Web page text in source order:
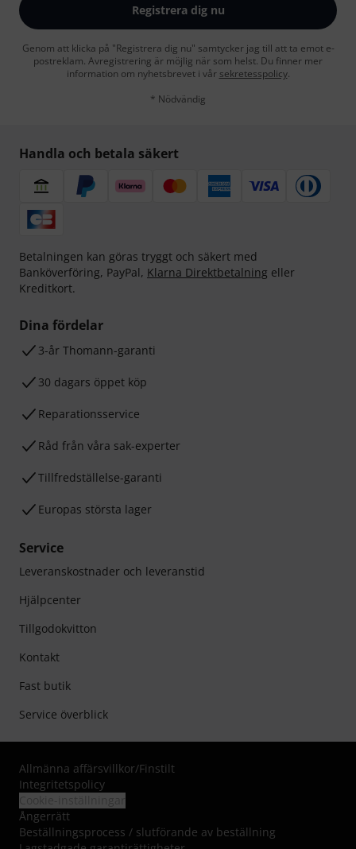
Registrera dig nu
Genom att klicka på "Registrera dig nu" samtycker jag till att ta emot e-
postreklam. Avregistrering är möjlig när som helst. Du finner mer
information om nyhetsbrevet i vår sekretesspolicy.
* Nödvändig
Handla och betala säkert
Betalningen kan göras tryggt och säkert med
Banköverföring, PayPal, Klarna Direktbetalning eller
Kreditkort.
Dina fördelar
3-år Thomann-garanti
30 dagars öppet köp
Reparationsservice
Råd från våra sak-experter
Tillfredställelse-garanti
Europas största lager
Service
Leveranskostnader och leveranstid
Hjälpcenter
Tillgodokvitton
Kontakt
Fast butik
Service överblick
Allmänna affärsvillkor/Finstilt
Integritetspolicy
Ångerrätt
Beställningsprocess / slutförande av beställning